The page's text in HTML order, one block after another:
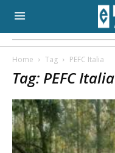
Home Tag PEFC Italia
Tag: PEFC Italia